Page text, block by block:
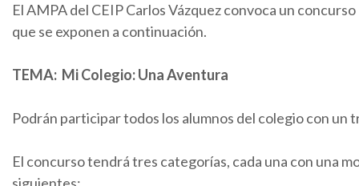
El AMPA del CEIP Carlos Vázquez convoca un
que se exponen a continuación.
TEMA: Mi Colegio: Una Aventura
Podrán participar todos los alumnos del colegio con un
El concurso tendrá tres categorías, cada una con una